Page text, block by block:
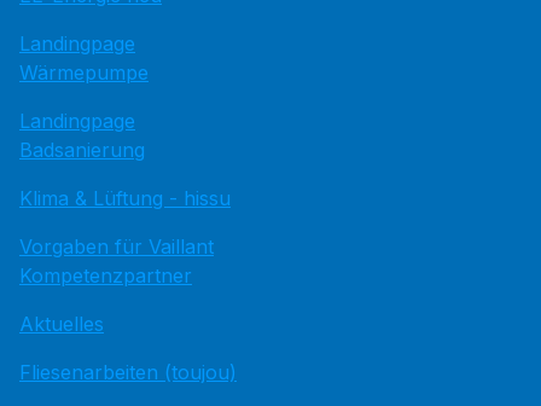
Landingpage
Wärmepumpe
Landingpage
Badsanierung
Klima & Lüftung - hissu
Vorgaben für Vaillant
Kompetenzpartner
Aktuelles
Fliesenarbeiten (toujou)